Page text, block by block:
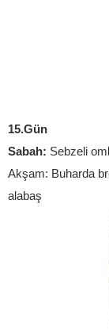
15.Gün
Sabah: Sebzeli
Akşam: Buharda
alabaş